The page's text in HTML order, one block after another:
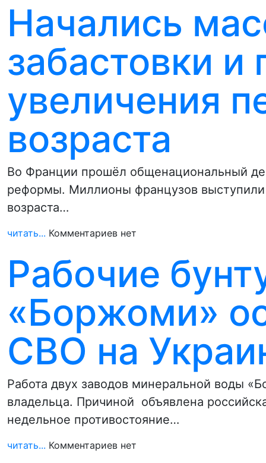
Начались
забастовки и
увеличения
возраста
Во Франции прошёл общенациональный
реформы. Миллионы французов
возраста…
читать... Комментариев нет
Рабочие
«Боржоми»
СВО на
Работа двух заводов минеральной воды
владельца. Причиной объявлена
недельное противостояние…
читать... Комментариев нет